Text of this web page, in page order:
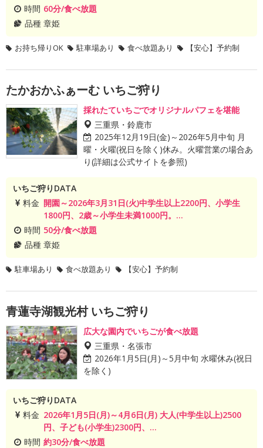
時間 60分/食べ放題
品種 章姫
お持ち帰りOK 駐車場あり 食べ放題あり 【安心】予約制
たかおかふぁーむ いちご狩り
採れたていちごでオリジナルパフェを堪能
三重県・鈴鹿市
2025年12月19日(金)～2026年5月中旬 月
曜・火曜(祝日を除く)休み。火曜営業の場合あ
り(詳細は公式サイトを参照)
いちご狩りDATA
料金 開園～2026年3月31日(火)中学生以上2200円、小学生
1800円、2歳～小学生未満1000円。...
時間 50分/食べ放題
品種 章姫
駐車場あり 食べ放題あり 【安心】予約制
青蓮寺湖観光村 いちご狩り
広大な園内でいちごが食べ放題
三重県・名張市
2026年1月5日(月)～5月中旬 水曜休み(祝日
を除く)
いちご狩りDATA
料金 2026年1月5日(月)～4月6日(月) 大人(中学生以上)2500
円、子ども(小学生)2300円、...
時間 約30分/食べ放題